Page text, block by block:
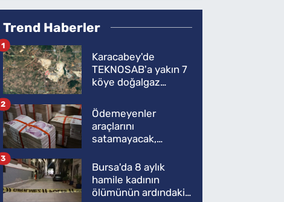
Trend Haberler
Karacabey'de
TEKNOSAB'a yakın 7
köye doğalgaz
1
Ödemeyenler
araçlarını
satamayacak,
2
Bursa'da 8 aylık
hamile kadının
ölümünün ardındaki
3